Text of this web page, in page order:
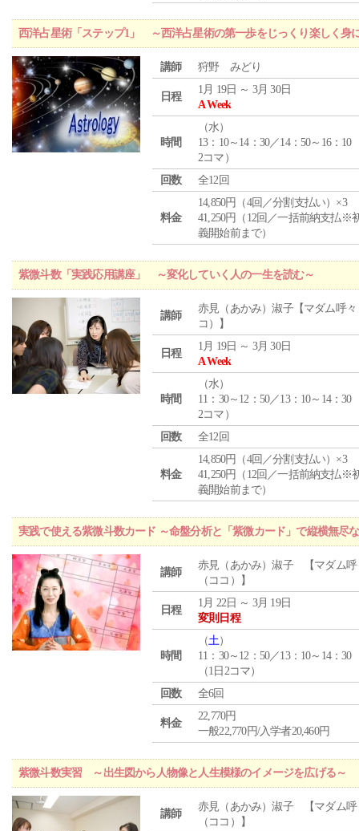
西洋占星術「ステップ1」 ～西洋占星術の第一歩をじっくり楽しく身
講師 狩野 みどり
日程
1月 19日 ～ 3月 30日
A Week
時間
（水）
13：10～14：30／14：50～16：10
2コマ）
回数
全12回
料金
14,850円（4回／分割支払い）×3
41,250円（12回／一括前納支払※
義開始前まで）
紫微斗数「実践応用講座」 ～変化していく人の一生を読む～
講師
赤見（あかみ）淑子【マダム呼々
コ）】
日程
1月 19日 ～ 3月 30日
A Week
時間
（水）
11：30～12：50／13：10～14：30
2コマ）
回数
全12回
料金
14,850円（4回／分割支払い）×3
41,250円（12回／一括前納支払※
義開始前まで）
実践で使える紫微斗数カード ～命盤分析と「紫微カード」で縦横無尽
講師
赤見（あかみ）淑子 【マダム呼
（ココ）】
日程
1月 22日 ～ 3月 19日
変則日程
時間
（土）
11：30～12：50／13：10～14：30
（1日2コマ）
回数
全6回
料金
22,770円
一般22,770円/入学者20,460円
紫微斗数実習 ～出生図から人物像と人生模様のイメージを広げる～
講師
赤見（あかみ）淑子 【マダム呼
（ココ）】